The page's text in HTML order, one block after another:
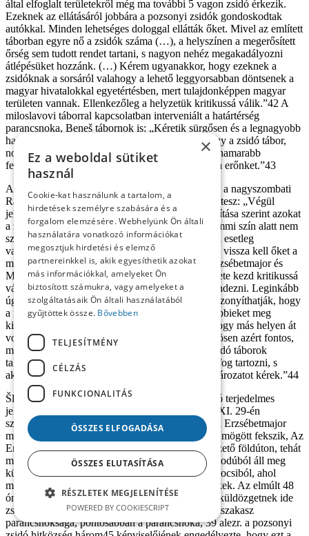
által elfoglalt területekről még ma további 5 vagon zsidó érkezik.
Ezeknek az ellátásáról jobbára a pozsonyi zsidók gondoskodtak
autókkal. Minden lehetséges dologgal ellátták őket. Mivel az említett
táborban egyre nő a zsidók száma (…), a helyszínen a megerősített
őrség sem tudott rendet tartani, s nagyon nehéz megakadályozni
átlépésüket hozzánk. (…) Kérem ugyanakkor, hogy ezeknek a
zsidóknak a sorsáról valahogy a lehető leg­gyorsabban döntsenek a
magyar hivatalokkal egyetértésben, mert tulajdonképpen ma­gyar
területen vannak. Ellenkezőleg a helyzetük kritikussá válik.”42 A
miloslavovi táborral kapcsolatban interveniált a határtérség
parancsnoka, Beneš tábornok is: „Kéretik sürgősen és a legnagyobb
határozottsággal oda hatni illetékes helyeken, hogy a zsidó tábor,
noha a demarkációs vonal mögött fekszik, minél hamarabb
felszámoltassék, mert a rendfenntartás meghaladja erőnket.”43
A miloslavovi táborról A. Šlejmar november 26-i, a nagyszombati
Rafael parancs­nokságnak tett jelentése is említést tesz: „Végül
jelentem, hogy a szlovák kormány közvetlen utasítása szerint azokat
a zsidóknak, akiknek nincs állampolgárságuk, semmi szín alatt nem
szabad a területünkre beengedni, s ha a magyarok esetleg
valamelyik helyen átcsempészik őket, más helyen vissza kell őket a
magyaroknak juttatni. A határ magyar oldalán, Erzsébetmajor és
Miloslavov környékén létesített zsidó tábor helyzete kezd kritikussá
válni, és szükséges volna a helyzetet valahogy rendezni. Leginkább
úgy, hogy azokat a zsidókat, akik meggyőzően bizonyíthatják, hogy
a mi állampolgáraink, átengednénk hozzánk, a többieket meg
kitelepítenénk Magyar­or­szág­ra, leginkább úgy, hogy más helyen át
volnának csempészve magyar területre. Ez különösen azért fontos,
mert nem kizárt, hogy az a terület, ahol most a zsidó táborok
találhatók, a határ végső meghúzásakor hozzánk fog tartozni, s
akkor már nehéz volna tőlük megszabadulni. Határozatot kérek.”44
Šlejmar alezredes egy a miloslavovi táborról szóló terjedelmes
jelentés szerzője is: „Jelentem, hogy tegnap, f. é. XI. 29-én
személyesen ellátogattam a kiűzött zsidó családok Erzsébetmajor
melletti táborába. Ez a tábor a demarkációs vonal mögött fekszik, Az
Erzsébetmajorból Németsók, illetve Béke felé vezető földúton, tehát
már magyar területen. A tábor néhány földbe vájt odúból áll meg
különféle sátrakból és néhány öreg bútorszállító kocsiból, ahol
mintegy 280 személy lakik, férfiak, nők és gyerekek. Az elmúlt 48
órában állítólag a megszállt területekről már nem küldözgetnek ide
zsidókat. A tábor úgy alakult ki, hogy a pozsonyi szakasz
parancsnoksága, pontosabban a parancsnoka, 39 alezr. a pozsonyi
×
Ez a weboldal sütiket
használ
Cookie-kat használunk a tartalom, a
hirdetések személyre szabására és a
forgalom elemzésére. Webhelyünk Ön általi
használatára vonatkozó információkat
megosztjuk hirdetési és elemző
partnereinkkel is, akik egyesíthetik azokat
más információkkal, amelyeket Ön
biztosított számukra, vagy amelyeket a
szolgáltatásaik Ön általi használatából
gyűjtöttek össze. Bővebben
TELJESÍTMÉNY
CÉLZÁS
FUNKCIONALITÁS
ÖSSZES ELFOGADÁSA
ÖSSZES ELUTASÍTÁSA
RÉSZLETEK MEGJELENÍTÉSE
POWERED BY COOKIESCRIPT